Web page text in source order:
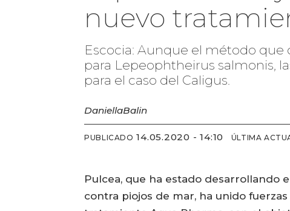
nuevo
Escocia: Aunque el método
para Lepeophtheirus salmonis,
para el caso del Caligus.
DaniellaBalin
PUBLICADO 14.05.2020 - 14:10 ÚLTIMA
Pulcea, que ha estado desarrollando
contra piojos de mar, ha unido